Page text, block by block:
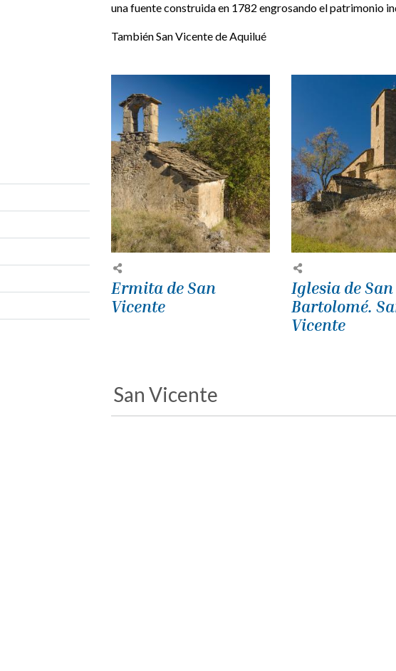
una fuente construida en 1782 engrosando el patrimonio
También San Vicente de Aquilué
Ermita de San
Vicente
Iglesia de San
Bartolomé.
Vicente
San Vicente